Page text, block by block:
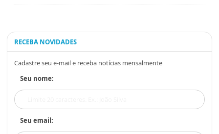
RECEBA NOVIDADES
Cadastre seu e-mail e receba notícias mensalmente
Seu nome:
Seu email: